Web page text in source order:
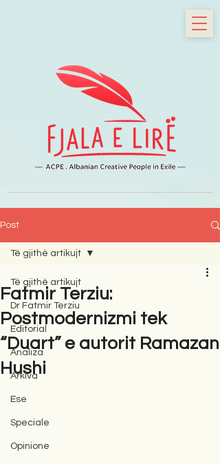
Post
Të gjithë artikujt
Dr Fatmir Terziu
Editorial
Analiza
Arkiva
Ese
Speciale
Opinione
Të gjithë artikujt
Fatmir Terziu:
Postmodernizmi tek
“Duart” e autorit Ramazan
Hushi